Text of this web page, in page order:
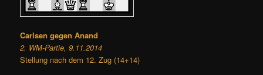
Carlsen gegen Anand
2. WM-Partie, 9.11.2014
Stellung nach dem 12. Zug (14+14)